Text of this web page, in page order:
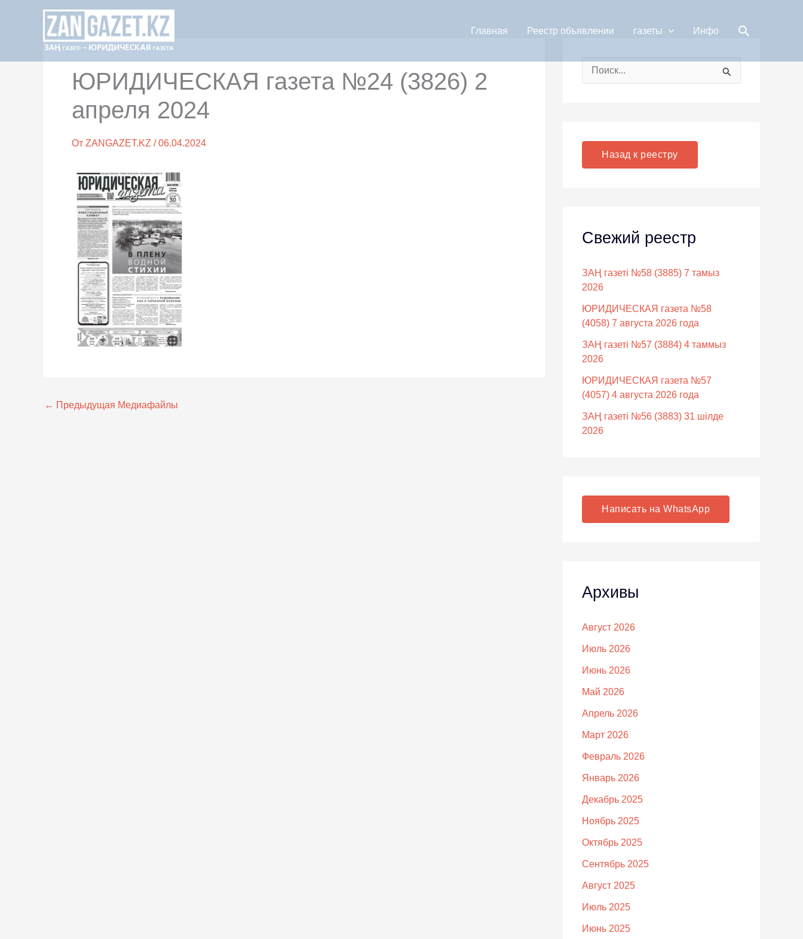
содержимому
Главная Реестр объявлении газеты Инфо Поиск
ЮРИДИЧЕСКАЯ газета №24 (3826) 2
апреля 2024
От ZANGAZET.KZ /06.04.2024
← Предыдущая Медиафайлы
:
Назад к реестру
Свежий реестр
ЗАҢ газеті №58 (3885) 7 тамыз
2026
ЮРИДИЧЕСКАЯ газета №58
(4058) 7 августа 2026 года
ЗАҢ газеті №57 (3884) 4 таммыз
2026
ЮРИДИЧЕСКАЯ газета №57
(4057) 4 августа 2026 года
ЗАҢ газеті №56 (3883) 31 шілде
2026
Написать на WhatsApp
Архивы
Август 2026
Июль 2026
Июнь 2026
Май 2026
Апрель 2026
Март 2026
Февраль 2026
Январь 2026
Декабрь 2025
Ноябрь 2025
Октябрь 2025
Сентябрь 2025
Август 2025
Июль 2025
Июнь 2025